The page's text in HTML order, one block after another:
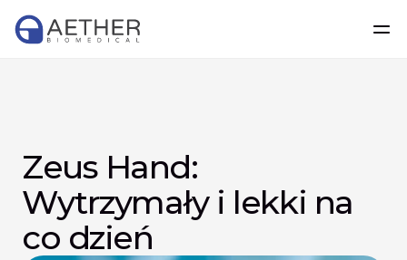
Zeus Hand:
Wytrzymały i lekki na
co dzień